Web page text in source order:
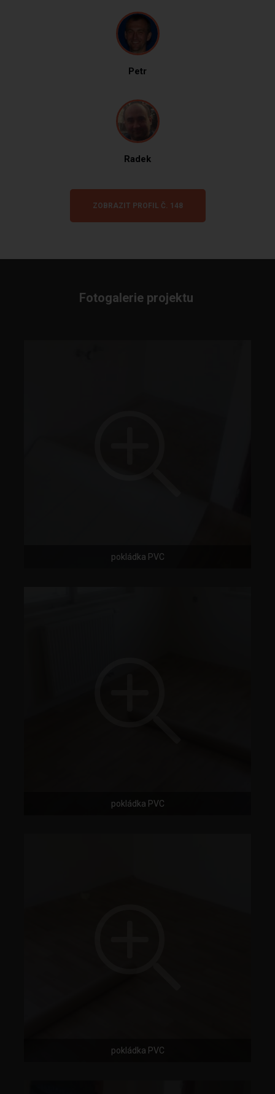
Petr
Radek
ZOBRAZIT PROFIL Č. 148
Fotogalerie projektu
pokládka PVC
pokládka PVC
pokládka PVC